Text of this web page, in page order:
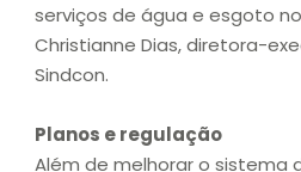
serviços de água e esgoto
Christianne Dias, diretora-
Sindcon.
Planos e regulação
Além de melhorar o sistema